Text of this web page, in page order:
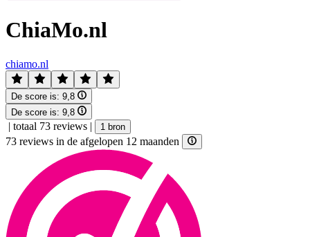
ChiaMo.nl
chiamo.nl
De score is: 9,8
De score is: 9,8
| totaal 73 reviews | 1 bron
73 reviews in de afgelopen 12 maanden